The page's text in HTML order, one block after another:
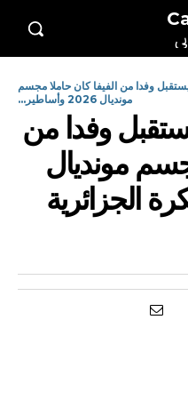
وفدا من الفيفا كان حاملا مجسم
مونديال 2026 وأساطير...
وفدا من
مونديال